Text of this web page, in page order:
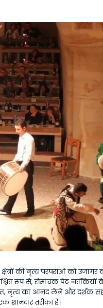
की नृत्य परंपराओं को उजागर
रूप से, रोमांचक पेट नर्तकियों
नृत्य का आनंद लेने और दर्शक
शानदार तरीका है।